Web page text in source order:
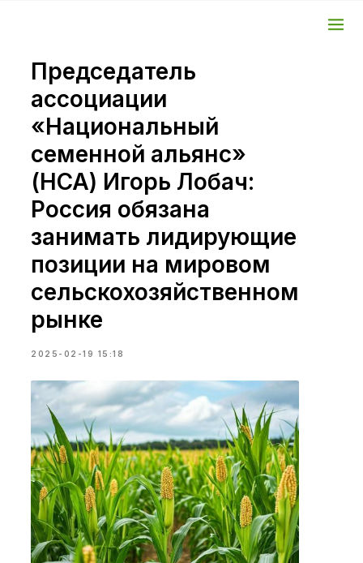
Председатель
ассоциации
«Национальный
семенной альянс»
(НСА) Игорь Лобач:
Россия обязана
занимать лидирующие
позиции на мировом
сельскохозяйственном
рынке
2025-02-19 15:18